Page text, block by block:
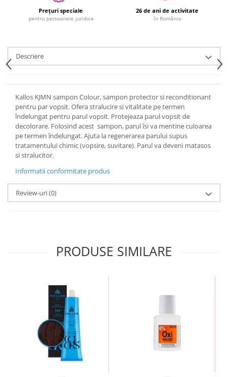
Prețuri speciale
pentru persoanele juridice
26 de ani de activitate
în România
Descriere
Kallos KJMN sampon Colour, sampon protector si reconditionant
pentru par vopsit. Ofera stralucire si vitalitate pe termen
îndelungat pentru parul vopsit. Protejeaza parul vopsit de
decolorare. Folosind acest sampon, parul îsi va mentine culoarea
pe termen îndelungat. Ajuta la regenerarea parului supus
tratamentului chimic (vopsire, suvitare). Parul va deveni matasos
si stralucitor.
Informatii conformitate produs
Review-uri(0)
PRODUSE SIMILARE